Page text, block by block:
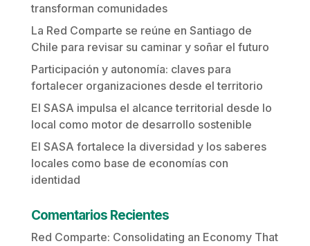
transforman comunidades
La Red Comparte se reúne en Santiago de
Chile para revisar su caminar y soñar el futuro
Participación y autonomía: claves para
fortalecer organizaciones desde el territorio
El SASA impulsa el alcance territorial desde lo
local como motor de desarrollo sostenible
El SASA fortalece la diversidad y los saberes
locales como base de economías con
identidad
Comentarios Recientes
Red Comparte: Consolidating an Economy That